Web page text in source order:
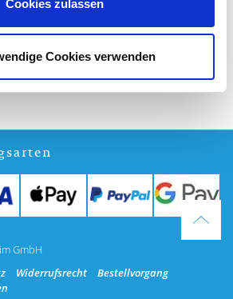
Cookies zulassen
Cookies verwenden
GmbH
Widerrufsrecht
Bestellvorgang